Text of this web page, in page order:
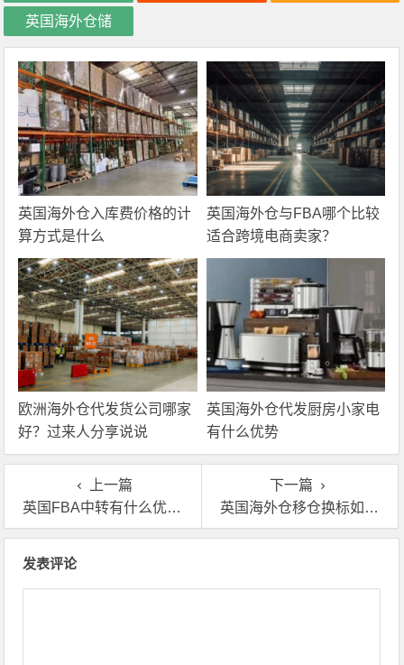
英国海外仓储
英国海外仓入库费价格的计
算方式是什么
英国海外仓与FBA哪个比较
适合跨境电商卖家？
欧洲海外仓代发货公司哪家
好？过来人分享说说
英国海外仓代发厨房小家电
有什么优势
上一篇
英国FBA中转有什么优势?海外仓中转仓怎么选?
下一篇
英国海外仓移仓换标如何操作怎么节省成本
发表评论